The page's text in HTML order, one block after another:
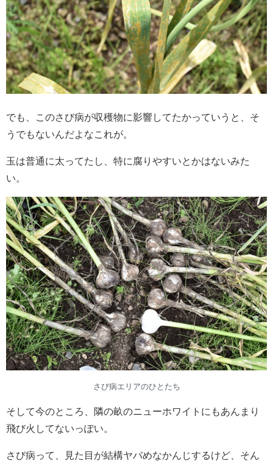
でも、このさび病が収穫物に影響してたかっていうと、そ
うでもないんだよなこれが。
玉は普通に太ってたし、特に腐りやすいとかはないみた
い。
さび病エリアのひとたち
そして今のところ、隣の畝のニューホワイトにもあんまり
飛び火してないっぽい。
さび病って、見た目が結構ヤバめなかんじするけど、そん